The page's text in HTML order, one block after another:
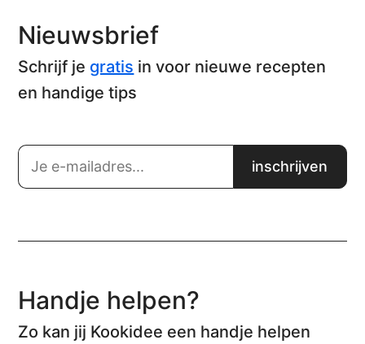
Nieuwsbrief
Schrijf je gratis in voor nieuwe recepten
en handige tips
Handje helpen?
Zo kan jij Kookidee een handje helpen